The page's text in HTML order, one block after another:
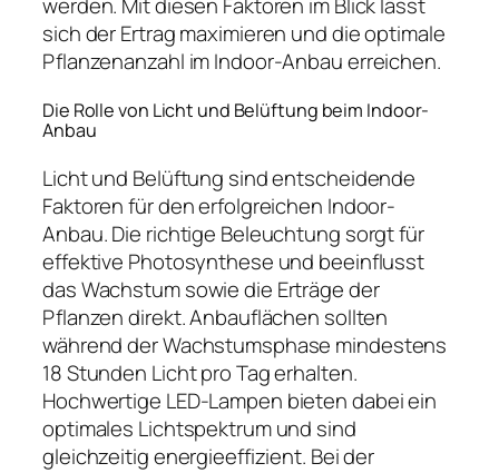
werden. Mit diesen Faktoren im Blick lässt
sich der Ertrag maximieren und die optimale
Pflanzenanzahl im Indoor-Anbau erreichen.
Die Rolle von Licht und Belüftung beim Indoor-
Anbau
Licht und Belüftung sind entscheidende
Faktoren für den erfolgreichen Indoor-
Anbau. Die richtige Beleuchtung sorgt für
effektive Photosynthese und beeinflusst
das Wachstum sowie die Erträge der
Pflanzen direkt. Anbauflächen sollten
während der Wachstumsphase mindestens
18 Stunden Licht pro Tag erhalten.
Hochwertige LED-Lampen bieten dabei ein
optimales Lichtspektrum und sind
gleichzeitig energieeffizient. Bei der